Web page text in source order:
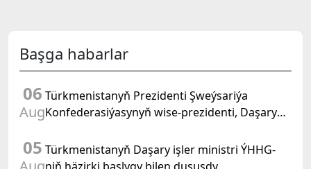
Başga habarlar
06
Aug
Türkmenistanyň Prezidenti Şweýsariýa
Konfederasiýasynyň wise-prezidenti, Daşary
etdi
05 Türkmenistanyň Daşary işler ministri ÝHHG-